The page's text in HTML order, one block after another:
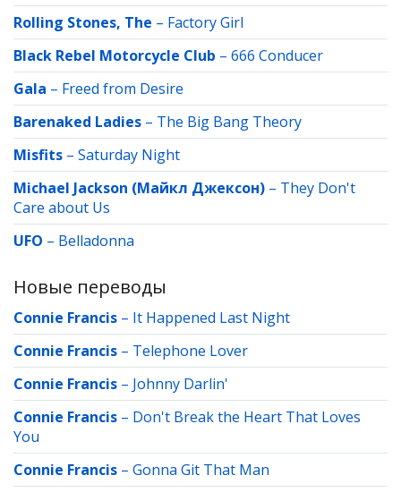
Rolling Stones, The – Factory Girl
Black Rebel Motorcycle Club – 666 Conducer
Gala – Freed from Desire
Barenaked Ladies – The Big Bang Theory
Misfits – Saturday Night
Michael Jackson (Майкл Джексон) – They Don't
Care about Us
UFO – Belladonna
Новые переводы
Connie Francis – It Happened Last Night
Connie Francis – Telephone Lover
Connie Francis – Johnny Darlin'
Connie Francis – Don't Break the Heart That Loves
You
Connie Francis – Gonna Git That Man